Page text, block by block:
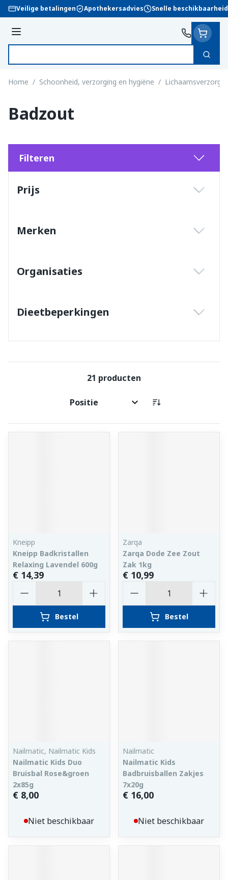
Ga naar de inhoud
Veilige betalingen Apothekersadvies Snelle beschikbaarheid
Menu
Zoek
Home / Schoonheid, verzorging en hygiëne /
Badzout
Filteren
Prijs
Merken
Organisaties
Dieetbeperkingen
21 producten
Sorteer op:
Kneipp
Kneipp Badkristallen
Relaxing Lavendel 600g
€ 14,39
Bestel
Zarqa
Zarqa Dode Zee Zout
Zak 1kg
€ 10,99
Bestel
Nailmatic, Nailmatic Kids
Nailmatic Kids Duo
Bruisbal Rose&groen
2x85g
€ 8,00
Niet beschikbaar
Nailmatic
Nailmatic Kids
Badbruisballen Zakjes
7x20g
€ 16,00
Niet beschikbaar